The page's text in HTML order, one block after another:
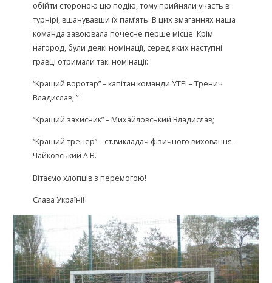
обійти стороною цю подію, тому прийняли участь в
турнірі, вшанувавши їх пам’ять. В цих змаганнях наша
команда завоювала почесне перше місце. Крім
нагород, були деякі номінації, серед яких наступні
гравці отримали такі номінації:
“Кращий воротар” – капітан команди УТЕІ – Тренич
Владислав; ”
“Кращий захисник” – Михайловський Владислав;
“Кращий тренер” – ст.викладач фізичного виховання –
Чайковський А.В.
Вітаємо хлопців з перемогою!
Слава Україні!